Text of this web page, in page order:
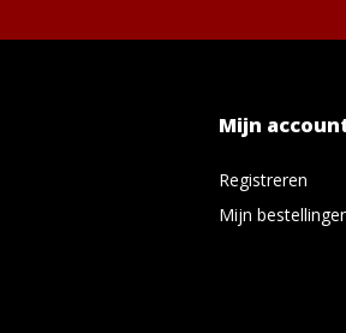
Mijn
Registreren
Mijn